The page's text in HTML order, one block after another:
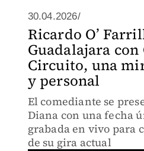
30.04.2026/
Ricardo O’
Guadalajara con
Circuito, una
y personal
El comediante se
Diana con una fecha
grabada en vivo para
de su gira actual